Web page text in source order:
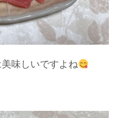
味しいですよね